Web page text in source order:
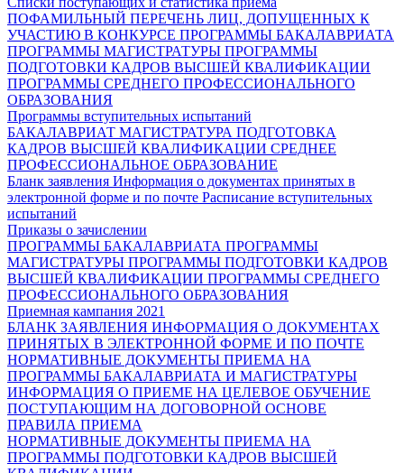
ПОФАМИЛЬНЫЙ ПЕРЕЧЕНЬ ЛИЦ, ДОПУЩЕННЫХ К
УЧАСТИЮ В КОНКУРСЕ ПРОГРАММЫ БАКАЛАВРИАТА
ПРОГРАММЫ МАГИСТРАТУРЫ ПРОГРАММЫ
ПОДГОТОВКИ КАДРОВ ВЫСШЕЙ КВАЛИФИКАЦИИ
ПРОГРАММЫ СРЕДНЕГО ПРОФЕССИОНАЛЬНОГО
ОБРАЗОВАНИЯ
Программы вступительных испытаний
БАКАЛАВРИАТ МАГИСТРАТУРА ПОДГОТОВКА
КАДРОВ ВЫСШЕЙ КВАЛИФИКАЦИИ СРЕДНЕЕ
ПРОФЕССИОНАЛЬНОЕ ОБРАЗОВАНИЕ
Бланк заявления Информация о документах принятых в
электронной форме и по почте Расписание вступительных
испытаний
Приказы о зачислении
ПРОГРАММЫ БАКАЛАВРИАТА ПРОГРАММЫ
МАГИСТРАТУРЫ ПРОГРАММЫ ПОДГОТОВКИ КАДРОВ
ВЫСШЕЙ КВАЛИФИКАЦИИ ПРОГРАММЫ СРЕДНЕГО
ПРОФЕССИОНАЛЬНОГО ОБРАЗОВАНИЯ
Приемная кампания 2021
БЛАНК ЗАЯВЛЕНИЯ ИНФОРМАЦИЯ О ДОКУМЕНТАХ
ПРИНЯТЫХ В ЭЛЕКТРОННОЙ ФОРМЕ И ПО ПОЧТЕ
НОРМАТИВНЫЕ ДОКУМЕНТЫ ПРИЕМА НА
ПРОГРАММЫ БАКАЛАВРИАТА И МАГИСТРАТУРЫ
ИНФОРМАЦИЯ О ПРИЕМЕ НА ЦЕЛЕВОЕ ОБУЧЕНИЕ
ПОСТУПАЮЩИМ НА ДОГОВОРНОЙ ОСНОВЕ
ПРАВИЛА ПРИЕМА
НОРМАТИВНЫЕ ДОКУМЕНТЫ ПРИЕМА НА
ПРОГРАММЫ ПОДГОТОВКИ КАДРОВ ВЫСШЕЙ